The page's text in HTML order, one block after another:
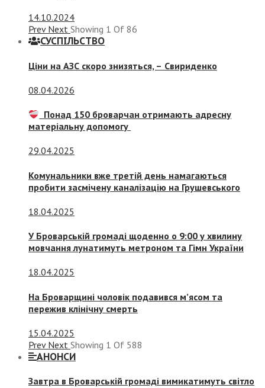
14.10.2024
Prev Next Showing 1 Of 86
СУСПIЛЬСТВО
Ціни на АЗС скоро знизяться, – Свириденко
08.04.2026
Понад 150 броварчан отримають адресну
матеріальну допомогу
29.04.2025
Комунальники вже третій день намагаються
пробити засмічену каналізацію на Грушевського
18.04.2025
У Броварській громаді щоденно о 9:00 у хвилину
мовчання лунатимуть метроном та Гімн України
18.04.2025
На Броварщині чоловік подавився м’ясом та
пережив клінічну смерть
15.04.2025
Prev Next Showing 1 Of 588
АНОНСИ
Завтра в Броварській громаді вимикатимуть світло